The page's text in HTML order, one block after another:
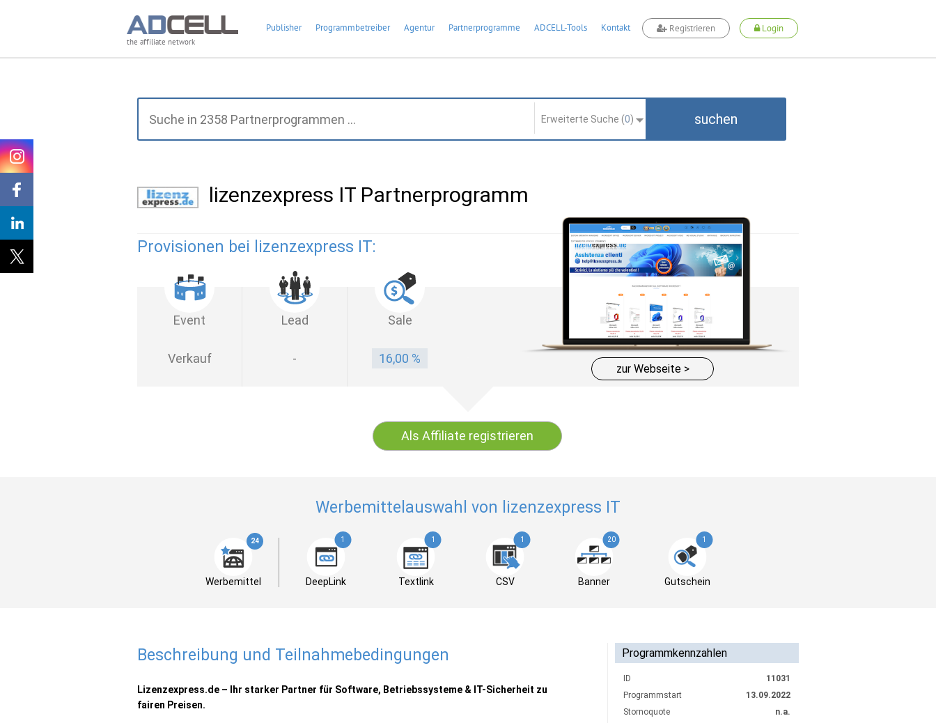
the affiliate network
Publisher Programmbetreiber Agentur Partnerprogramme ADCELL-Tools Kontakt Registrieren Login
Erweiterte Suche (0) suchen
lizenzexpress IT Partnerprogramm
Provisionen bei lizenzexpress IT:
Event Lead Sale
Verkauf - 16,00 %
zur Webseite >
Als Affiliate registrieren
Werbemittelauswahl von lizenzexpress IT
24
Werbemittel
1
DeepLink
1
Textlink
1
CSV
20
Banner
1
Gutschein
Beschreibung und Teilnahmebedingungen
Lizenzexpress.de – Ihr starker Partner für Software, Betriebssysteme & IT-Sicherheit zu
fairen Preisen.
Programmkennzahlen
ID
11031
Programmstart
13.09.2022
Stornoquote
n.a.